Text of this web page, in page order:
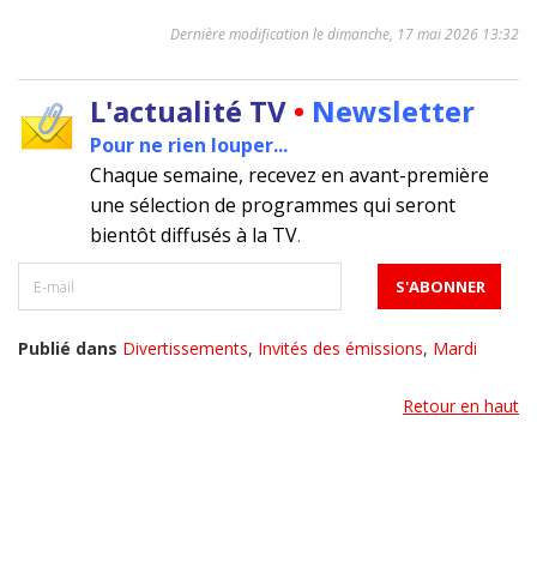
Dernière modification le dimanche, 17 mai 2026 13:32
L'actualité TV • Newsletter
Pour ne rien louper...
Chaque semaine, recevez en avant-première
une sélection de programmes qui seront
bientôt diffusés à la TV.
Publié dans Divertissements, Invités des émissions, Mardi
Retour en haut